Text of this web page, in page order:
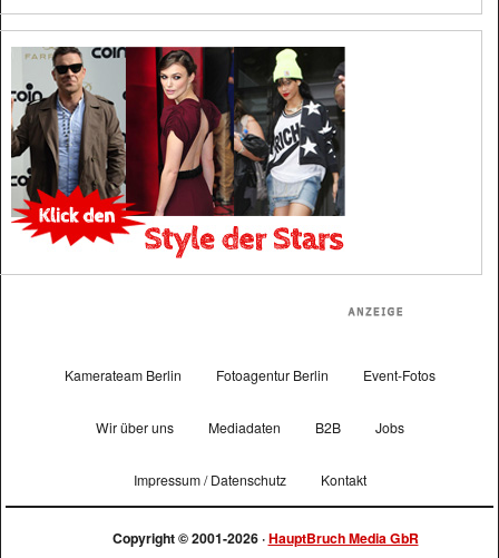
Kamerateam Berlin Fotoagentur Berlin Event-Fotos
Wir über uns Mediadaten B2B Jobs
Impressum / Datenschutz Kontakt
Copyright © 2001-2026 ·HauptBruch Media GbR